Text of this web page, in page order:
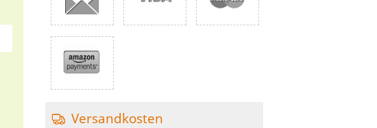
Versandkosten